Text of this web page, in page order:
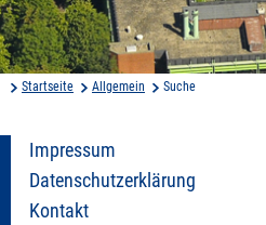
Startseite Allgemein Suche
Impressum
Datenschutzerklärung
Kontakt